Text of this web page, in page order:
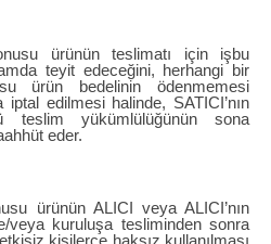
ürünün teslimatı için işbu
teyit edeceğini, herhangi bir
ürün bedelinin ödenmemesi
iptal edilmesi halinde, SATICI’nın
teslim yükümlülüğünün sona
eder.
ürünün ALICI veya ALICI’nın
veya kuruluşa tesliminden sonra
kişilerce haksız kullanılması